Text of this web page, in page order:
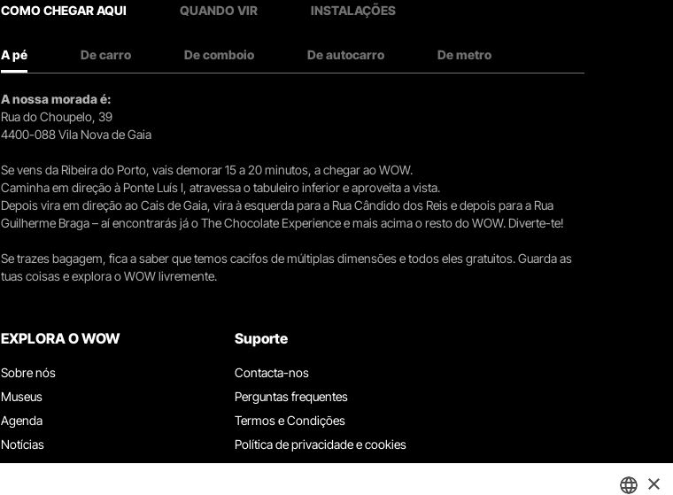
COMO CHEGAR AQUI QUANDO VIR INSTALAÇÕES
A pé De carro De comboio De autocarro De metro
A nossa morada é:
Rua do Choupelo, 39
4400-088 Vila Nova de Gaia
Se vens da Ribeira do Porto, vais demorar 15 a 20 minutos, a chegar ao WOW.
Caminha em direção à Ponte Luís I, atravessa o tabuleiro inferior e aproveita a vista.
Depois vira em direção ao Cais de Gaia, vira à esquerda para a Rua Cândido dos Reis e depois para a Rua
Guilherme Braga – aí encontrarás já o The Chocolate Experience e mais acima o resto do WOW. Diverte-te!
Se trazes bagagem, fica a saber que temos cacifos de múltiplas dimensões e todos eles gratuitos. Guarda as
tuas coisas e explora o WOW livremente.
EXPLORA O WOW
Sobre nós
Museus
Agenda
Notícias
Restaurantes
Suporte
Contacta-nos
Perguntas frequentes
Termos e Condições
Política de privacidade e cookies
Trabalha connosco
×